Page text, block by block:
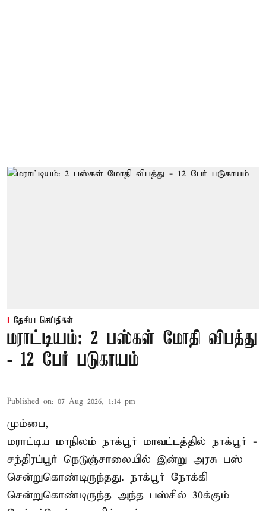
தேசிய செய்திகள்
மராட்டியம்: 2 பஸ்கள் மோதி விபத்து
- 12 பேர் படுகாயம்
Published on: 07 Aug 2026, 1:14 pm
மும்பை,
மராட்டிய மாநிலம் நாக்பூர் மாவட்டத்தில் நாக்பூர் -
சந்திரப்பூர் நெடுஞ்சாலையில் இன்று அரசு பஸ்
சென்றுகொண்டிருந்தது. நாக்பூர் நோக்கி
சென்றுகொண்டிருந்த அந்த பஸ்சில் 30க்கும்